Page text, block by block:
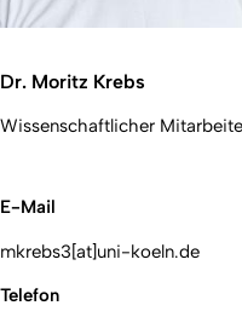
Dr. Moritz Krebs
Wissenschaftlicher
E-Mail
mkrebs3[at]uni-koeln.de
Telefon